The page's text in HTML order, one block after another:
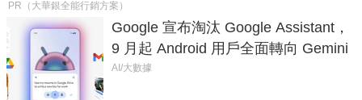
PR（大華銀全能行銷方案）
Google 宣布淘汰 Google Assistant，
9 月起 Android 用戶全面轉向 Gemini
AI/大數據